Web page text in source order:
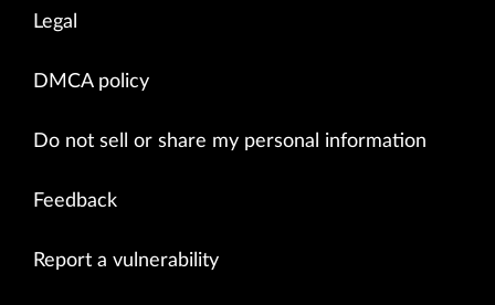
Legal
DMCA policy
Do not sell or share my personal information
Feedback
Report a vulnerability